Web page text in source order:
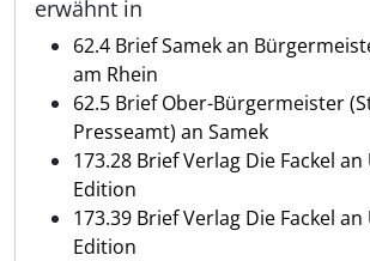
erwähnt in
62.4 Brief Samek an
am Rhein
62.5 Brief Ober-Bürgermeister
Presseamt) an Samek
173.28 Brief Verlag Die Fackel
Edition
173.39 Brief Verlag Die Fackel
Edition